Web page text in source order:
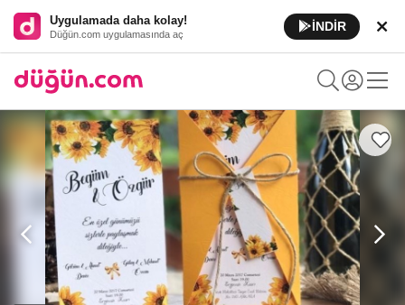
Uygulamada daha kolay!
Düğün.com uygulamasında aç
İNDİR